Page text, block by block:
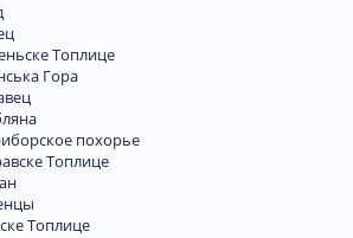
Топлице
Гора
похорье
Топлице
Топлице